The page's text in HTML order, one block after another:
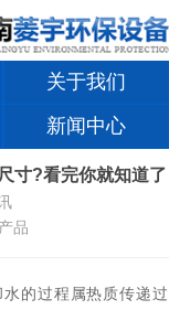
关于我们
新闻中心
寸?看完你就知道了
品
过程属热质传递过